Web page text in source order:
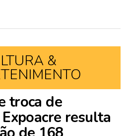
&
troca de
resulta